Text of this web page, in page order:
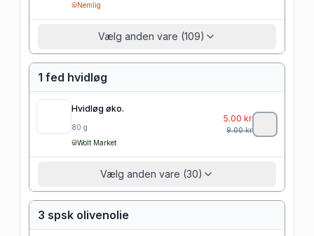
Nemlig
Vælg anden vare (109)
1 fed hvidløg
Hvidløg øko.
80 g
Wolt Market
5.00 kr
9.00kr
Vælg anden vare (30)
3 spsk olivenolie